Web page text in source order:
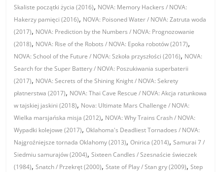
Skaliste początki życia (2016), NOVA: Memory Hackers / NOVA:
Hakerzy pamięci (2016), NOVA: Poisoned Water / NOVA: Zatruta woda
(2017), NOVA: Prediction by the Numbers / NOVA: Prognozowanie
(2018), NOVA: Rise of the Robots / NOVA: Epoka robotów (2017),
NOVA: School of the Future / NOVA: Szkoła przyszłości (2016), NOVA:
Search for the Super Battery / NOVA: Poszukiwania superbaterii
(2017), NOVA: Secrets of the Shining Knight / NOVA: Sekrety
płatnerstwa (2017), NOVA: Thai Cave Rescue / NOVA: Akcja ratunkowa
w tajskiej jaskini (2018), Nova: Ultimate Mars Challenge / NOVA:
Wielka marsjańska misja (2012), NOVA: Why Trains Crash / NOVA:
Wypadki kolejowe (2017),Oklahoma's Deadliest Tornadoes / NOVA:
Najgroźniejsze tornada Oklahomy (2013),Onirica (2014),Samurai 7 /
Siedmiu samurajów (2004),Sixteen Candles / Szesnaście świeczek
(1984),Snatch / Przekręt (2000),State of Play / Stan gry (2009),Step